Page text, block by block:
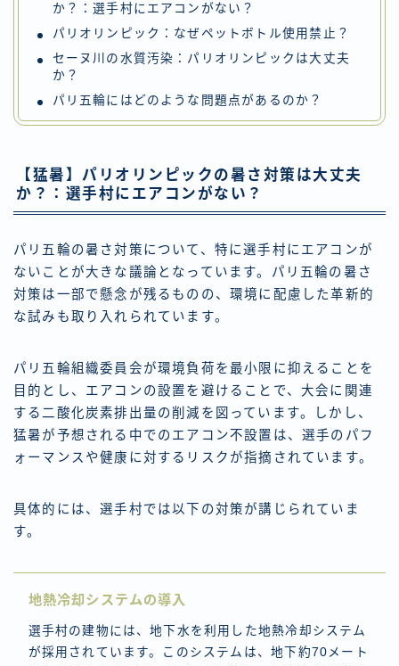
か？：選手村にエアコンがない？
パリオリンピック：なぜペットボトル使用禁止？
セーヌ川の水質汚染：パリオリンピックは大丈夫
か？
パリ五輪にはどのような問題点があるのか？
【猛暑】パリオリンピックの暑さ対策は大丈夫
か？：選手村にエアコンがない？
パリ五輪の暑さ対策について、特に選手村にエアコンが
ないことが大きな議論となっています。パリ五輪の暑さ
対策は一部で懸念が残るものの、環境に配慮した革新的
な試みも取り入れられています。
パリ五輪組織委員会が環境負荷を最小限に抑えることを
目的とし、エアコンの設置を避けることで、大会に関連
する二酸化炭素排出量の削減を図っています。しかし、
猛暑が予想される中でのエアコン不設置は、選手のパフ
ォーマンスや健康に対するリスクが指摘されています。
具体的には、選手村では以下の対策が講じられていま
す。
地熱冷却システムの導入
選手村の建物には、地下水を利用した地熱冷却システム
が採用されています。このシステムは、地下約70メート